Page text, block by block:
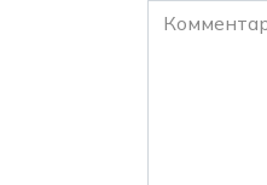
Комментарий